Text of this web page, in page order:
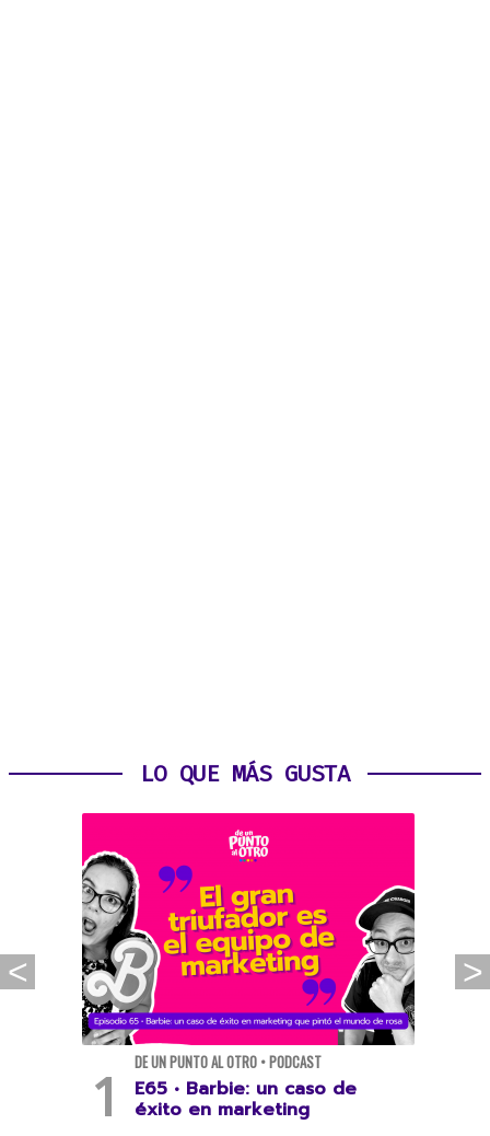
LO QUE MÁS GUSTA
DE UN PUNTO AL OTRO • PODCAST
E65 • Barbie: un caso de
éxito en marketing